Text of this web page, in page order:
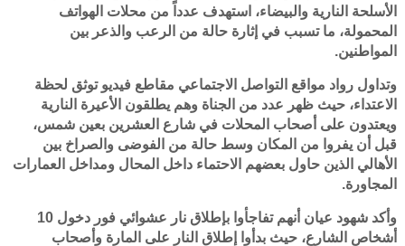
الأسلحة النارية والبيضاء، استهدف عدداً من محلات الهواتف
المحمولة، ما تسبب في إثارة حالة من الرعب والذعر بين
المواطنين.
وتداول رواد مواقع التواصل الاجتماعي مقاطع فيديو توثق لحظة
الاعتداء، حيث ظهر عدد من الجناة وهم يطلقون الأعيرة النارية
ويعتدون على أصحاب المحلات في شارع العشرين بعين شمس،
قبل أن يفروا من المكان وسط حالة من الفوضى والصراخ بين
الأهالي الذين حاول بعضهم الاحتماء داخل المحال ومداخل العمارات
المجاورة.
وأكد شهود عيان أنهم تفاجأوا بإطلاق نار عشوائي فور دخول 10
أشخاص الشارع، حيث بدأوا إطلاق النار على المارة وأصحاب